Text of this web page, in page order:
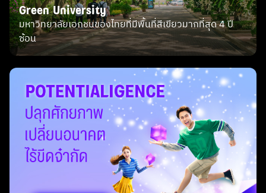
Green University
มหาวิทยาลัยเอกชนของไทยที่มีพื้นที่สีเขียวมากที่สุด 4 ปี
ซ้อน